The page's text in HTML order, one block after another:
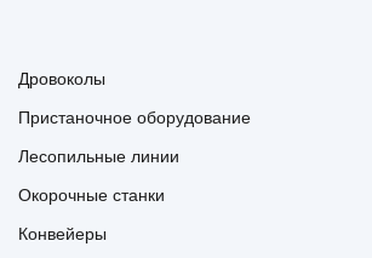
Дровоколы
Пристаночное оборудование
Лесопильные линии
Окорочные станки
Конвейеры